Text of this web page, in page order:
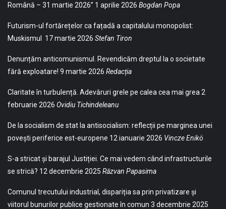
Română – 31 martie 2026” 1 aprilie 2026 Bogdan Popa
Futurism-ul fortărețelor ca fațadă a capitalului monopolist:
Muskismul 17 martie 2026 Stefan Tiron
Denunțăm anticomunismul. Revendicăm dreptul la o societate
fără exploatare! 9 martie 2026 Redacția
Claritate în turbulență. Adevăruri grele pe calea cea mai grea 2
februarie 2026 Ovidiu Tichindeleanu
De la socialism de stat la antisocialism: reflecții pe marginea unei
povești periferice est-europene 12 ianuarie 2026 Vincze Enikö
S-a stricat și barajul Justiției. Ce mai vedem când infrastructurile
se strică? 12 decembrie 2025 Răzvan Papasima
Comunul trecutului industrial, dispariția sa prin privatizare și
viitorul bunurilor publice gestionate în comun 3 decembrie 2025